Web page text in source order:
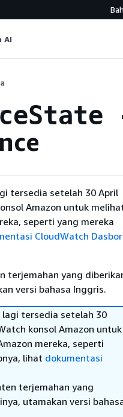
AI
tersedia setelah 30 April
Amazon untuk
seperti yang mereka
CloudWatch Dasbor
terjemahan yang
versi bahasa Inggris.
lagi tersedia setelah 30
konsol Amazon untuk
mereka, seperti
lihat dokumentasi
terjemahan yang
utamakan versi